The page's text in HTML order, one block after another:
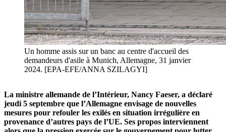
Un homme assis sur un banc au centre d'accueil des
demandeurs d'asile à Munich, Allemagne, 31 janvier
2024. [EPA-EFE/ANNA SZILAGYI]
La ministre allemande de l’Intérieur, Nancy Faeser, a déclaré
jeudi 5 septembre que l’Allemagne envisage de nouvelles
mesures pour refouler les exilés en situation irrégulière en
provenance d’autres pays de l’UE. Ses propos interviennent